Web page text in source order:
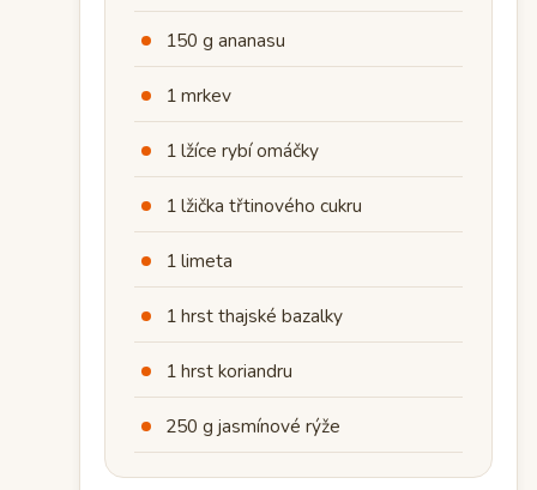
150 g ananasu
1 mrkev
1 lžíce rybí omáčky
1 lžička třtinového cukru
1 limeta
1 hrst thajské bazalky
1 hrst koriandru
250 g jasmínové rýže